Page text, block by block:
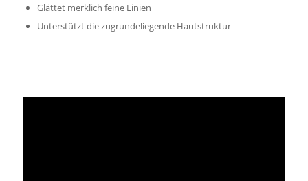
Glättet merklich feine Linien
Unterstützt die zugrundeliegende Hautstruktur